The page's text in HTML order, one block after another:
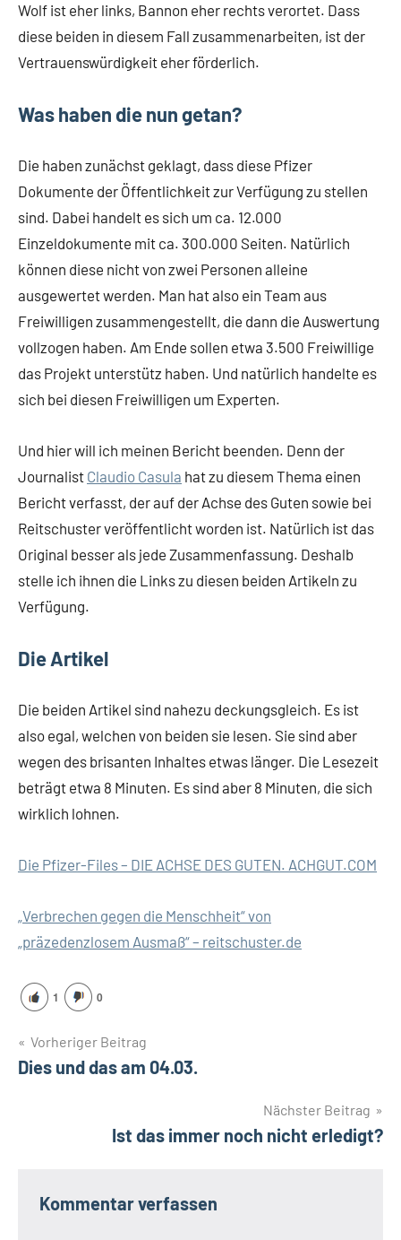
Wolf ist eher links, Bannon eher rechts verortet. Dass
diese beiden in diesem Fall zusammenarbeiten, ist der
Vertrauenswürdigkeit eher förderlich.
Was haben die nun getan?
Die haben zunächst geklagt, dass diese Pfizer
Dokumente der Öffentlichkeit zur Verfügung zu stellen
sind. Dabei handelt es sich um ca. 12.000
Einzeldokumente mit ca. 300.000 Seiten. Natürlich
können diese nicht von zwei Personen alleine
ausgewertet werden. Man hat also ein Team aus
Freiwilligen zusammengestellt, die dann die Auswertung
vollzogen haben. Am Ende sollen etwa 3.500 Freiwillige
das Projekt unterstütz haben. Und natürlich handelte es
sich bei diesen Freiwilligen um Experten.
Und hier will ich meinen Bericht beenden. Denn der
Journalist Claudio Casula hat zu diesem Thema einen
Bericht verfasst, der auf der Achse des Guten sowie bei
Reitschuster veröffentlicht worden ist. Natürlich ist das
Original besser als jede Zusammenfassung. Deshalb
stelle ich ihnen die Links zu diesen beiden Artikeln zu
Verfügung.
Die Artikel
Die beiden Artikel sind nahezu deckungsgleich. Es ist
also egal, welchen von beiden sie lesen. Sie sind aber
wegen des brisanten Inhaltes etwas länger. Die Lesezeit
beträgt etwa 8 Minuten. Es sind aber 8 Minuten, die sich
wirklich lohnen.
Die Pfizer-Files – DIE ACHSE DES GUTEN. ACHGUT.COM
„Verbrechen gegen die Menschheit“ von
„präzedenzlosem Ausmaß“ – reitschuster.de
1 0
Beitragsnavigation
Vorheriger Beitrag
Dies und das am 04.03.
Nächster Beitrag
Ist das immer noch nicht erledigt?
Kommentar verfassen